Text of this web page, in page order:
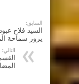
السابق:
السيد فلاح
يزور سماحة
التالي: